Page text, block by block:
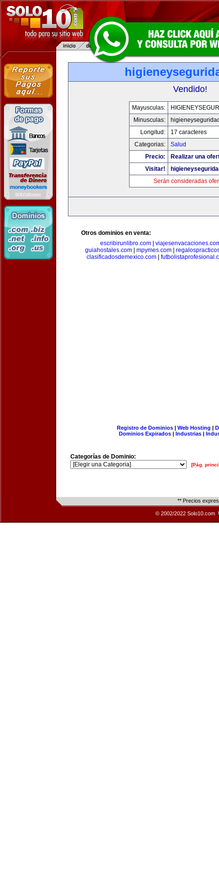
Vendido!
Mayusculas:
Minusculas:
Longitud:
17 caracteres
Categorias:
Salud
Precio:
Realizar una
Visitar!
Serán consideradas
Otros dominios en venta:
escribirunlibro.com
guiahostales.com| mpymes.com|
clasificadosdemexico.com|
Registro de Dominios| Web Hosting |
Dominios Expirados | Industrias |
Categorías de Dominio:
[Pág.
** Precios
© 2002/2022 Solo10.com